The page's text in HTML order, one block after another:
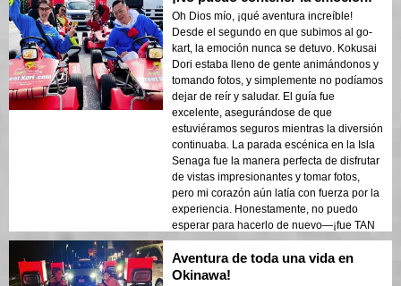
Oh Dios mío, ¡qué aventura increíble!
Desde el segundo en que subimos al go-
kart, la emoción nunca se detuvo. Kokusai
Dori estaba lleno de gente animándonos y
tomando fotos, y simplemente no podíamos
dejar de reír y saludar. El guía fue
excelente, asegurándose de que
estuviéramos seguros mientras la diversión
continuaba. La parada escénica en la Isla
Senaga fue la manera perfecta de disfrutar
de vistas impresionantes y tomar fotos,
pero mi corazón aún latía con fuerza por la
experiencia. Honestamente, no puedo
esperar para hacerlo de nuevo—¡fue TAN
divertido!
Aventura de toda una vida en
Okinawa!